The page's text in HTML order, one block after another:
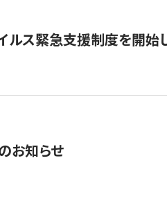
ルス緊急支援制度を開始
お知らせ